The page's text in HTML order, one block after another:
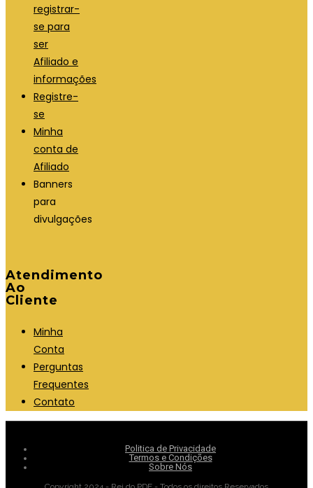
registrar-
se para
ser
Afiliado e
informações
Registre-
se
Minha
conta de
Afiliado
Banners
para
divulgações
Atendimento
Ao
Cliente
Minha
Conta
Perguntas
Frequentes
Contato
Politica de Privacidade
Termos e Condições
Sobre Nós